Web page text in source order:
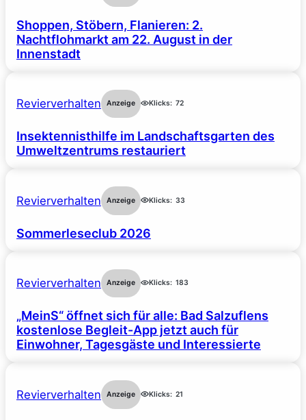
Shoppen, Stöbern, Flanieren: 2.
Nachtflohmarkt am 22. August in der
Innenstadt
Revierverhalten Anzeige Klicks: 72
Insektennisthilfe im Landschaftsgarten des
Umweltzentrums restauriert
Revierverhalten Anzeige Klicks: 33
Sommerleseclub 2026
Revierverhalten Anzeige Klicks: 183
„MeinS“ öffnet sich für alle: Bad Salzuflens
kostenlose Begleit-App jetzt auch für
Einwohner, Tagesgäste und Interessierte
Revierverhalten Anzeige Klicks: 21